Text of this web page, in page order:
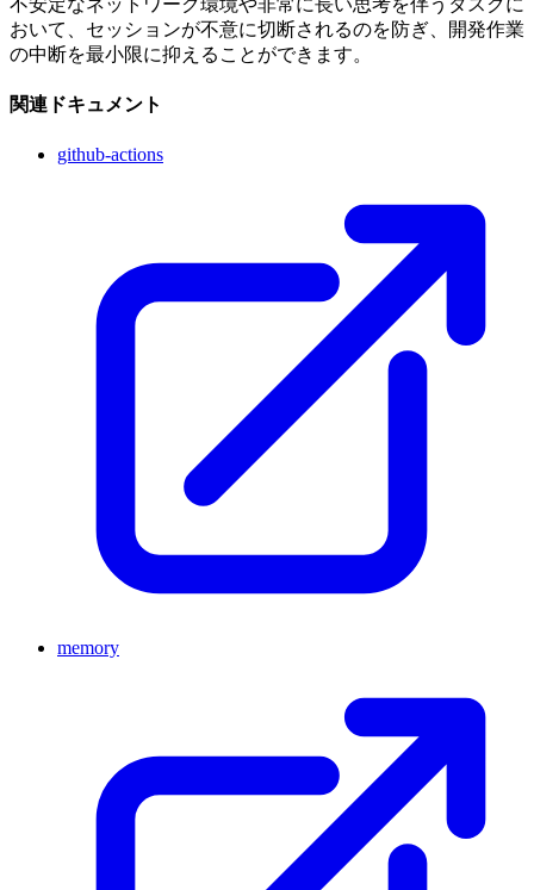
不安定なネットワーク環境や非常に長い思考を伴うタスクに
おいて、セッションが不意に切断されるのを防ぎ、開発作業
の中断を最小限に抑えることができます。
関連ドキュメント
github-actions
memory